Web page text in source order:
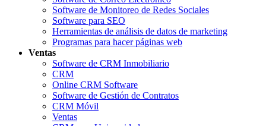
Software de Monitoreo de Redes Sociales
Software para SEO
Herramientas de análisis de datos de marketing
Programas para hacer páginas web
Ventas
Software de CRM Inmobiliario
CRM
Online CRM Software
Software de Gestión de Contratos
CRM Móvil
Ventas